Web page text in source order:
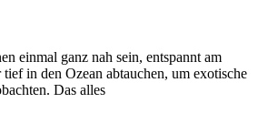
einmal ganz nah sein, entspannt am
in den Ozean abtauchen, um exotische
Das alles